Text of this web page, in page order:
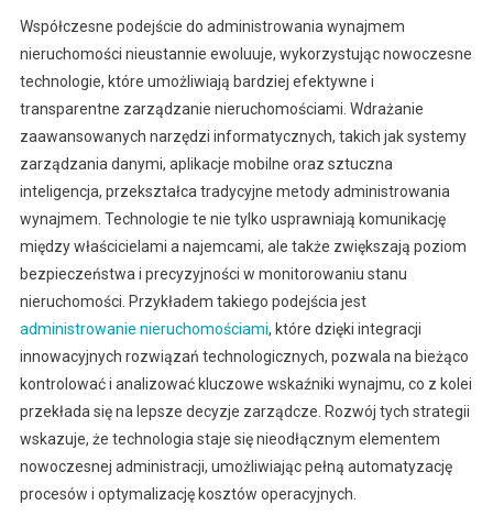
Współczesne podejście do administrowania wynajmem
nieruchomości nieustannie ewoluuje, wykorzystując nowoczesne
technologie, które umożliwiają bardziej efektywne i
transparentne zarządzanie nieruchomościami. Wdrażanie
zaawansowanych narzędzi informatycznych, takich jak systemy
zarządzania danymi, aplikacje mobilne oraz sztuczna
inteligencja, przekształca tradycyjne metody administrowania
wynajmem. Technologie te nie tylko usprawniają komunikację
między właścicielami a najemcami, ale także zwiększają poziom
bezpieczeństwa i precyzyjności w monitorowaniu stanu
nieruchomości. Przykładem takiego podejścia jest
administrowanie nieruchomościami, które dzięki integracji
innowacyjnych rozwiązań technologicznych, pozwala na bieżąco
kontrolować i analizować kluczowe wskaźniki wynajmu, co z kolei
przekłada się na lepsze decyzje zarządcze. Rozwój tych strategii
wskazuje, że technologia staje się nieodłącznym elementem
nowoczesnej administracji, umożliwiając pełną automatyzację
procesów i optymalizację kosztów operacyjnych.